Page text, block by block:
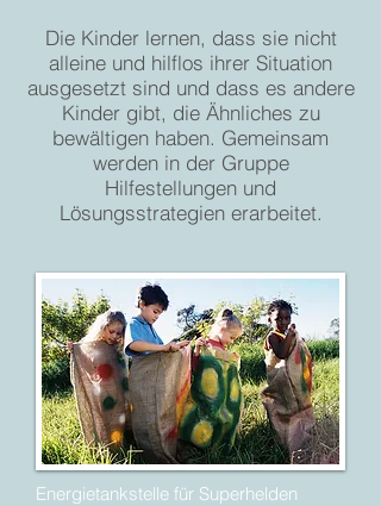
Die Kinder lernen, dass sie nicht
alleine und hilflos ihrer Situation
ausgesetzt sind und dass es andere
Kinder gibt, die Ähnliches zu
bewältigen haben. Gemeinsam
werden in der Gruppe
Hilfestellungen und
Lösungsstrategien erarbeitet.
Energietankstelle für Superhelden